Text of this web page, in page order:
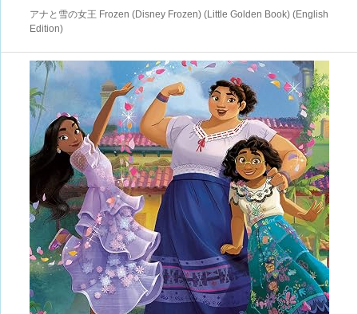
アナと雪の女王 Frozen (Disney Frozen) (Little Golden Book) (English
Edition)